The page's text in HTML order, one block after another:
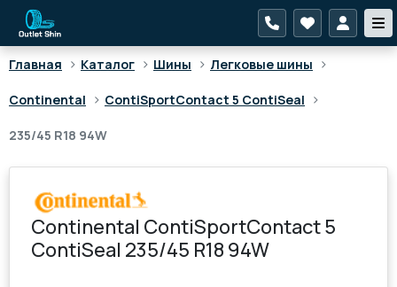
Главная > Каталог > Шины > Легковые шины >
Continental > ContiSportContact 5 ContiSeal >
235/45 R18 94W
Continental ContiSportContact 5
ContiSeal 235/45 R18 94W